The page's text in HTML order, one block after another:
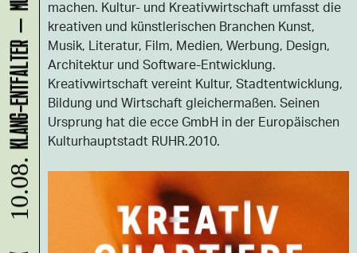
machen. Kultur- und Kreativwirtschaft umfasst die
kreativen und künstlerischen Branchen Kunst,
Musik, Literatur, Film, Medien, Werbung, Design,
Architektur und Software-Entwicklung.
Kreativwirtschaft vereint Kultur, Stadtentwicklung,
Bildung und Wirtschaft gleichermaßen. Seinen
Ursprung hat die ecce GmbH in der Europäischen
Kulturhauptstadt RUHR.2010.
10.08.